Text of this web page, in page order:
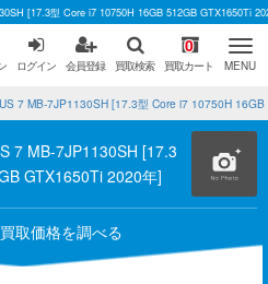
[17.3型 Core i7 10750H 16GB 512GB GTX1650Ti
ログイン 会員登録 買取検索
0
買取カート MENU
7 MB-7JP1130SH [17.3型 Core i7 10750H
7 MB-7JP1130SH [17.3
GTX1650Ti 2020年]
取価格を調べる